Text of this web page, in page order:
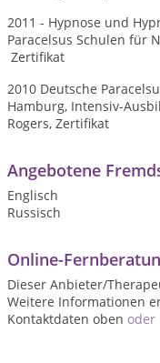
2011 - Hypnose und
Paracelsus Schulen für
Zertifikat
2010 Deutsche
Hamburg, Intensiv-
Rogers, Zertifikat
Angebotene
Englisch
Russisch
Online-
Dieser Anbieter/
Weitere Informationen
Kontaktdaten oben oder